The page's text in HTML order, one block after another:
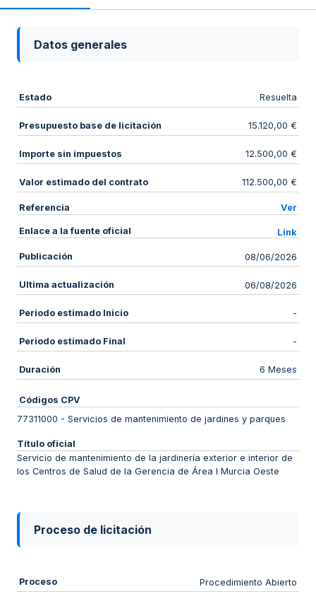
Datos generales
Estado Resuelta
Presupuesto base de licitación 15.120,00 €
Importe sin impuestos 12.500,00 €
Valor estimado del contrato 112.500,00 €
Referencia Ver
Enlace a la fuente oficial Link
Publicación 08/06/2026
Ultima actualización 06/08/2026
Periodo estimado Inicio -
Periodo estimado Final -
Duración 6 Meses
Códigos CPV
77311000 - Servicios de mantenimiento de jardines y parques
Título oficial
Servicio de mantenimiento de la jardinería exterior e interior de
los Centros de Salud de la Gerencia de Área I Murcia Oeste
Proceso de licitación
Proceso Procedimiento Abierto